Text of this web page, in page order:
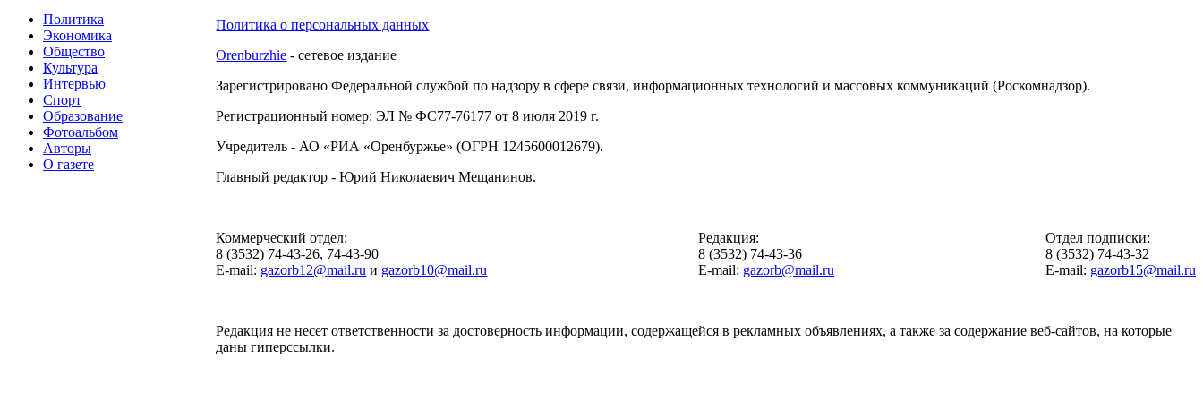
Политика
Экономика
Общество
Культура
Интервью
Спорт
Образование
Фотоальбом
Авторы
О газете
Политика о персональных данных
Orenburzhie - сетевое издание
Зарегистрировано Федеральной службой по надзору в сфере связи, информационных технологий и массовых коммуникаций (Роскомнадзор).
Регистрационный номер: ЭЛ № ФС77-76177 от 8 июля 2019 г.
Учредитель - АО «РИА «Оренбуржье» (ОГРН 1245600012679).
Главный редактор - Юрий Николаевич Мещанинов.
Коммерческий отдел:
8 (3532) 74-43-26, 74-43-90
E-mail: gazorb12@mail.ru и gazorb10@mail.ru
Редакция:
8 (3532) 74-43-36
E-mail: gazorb@mail.ru
Отдел подписки:
8 (3532) 74-43-32
E-mail: gazorb15@mail.ru
Редакция не несет ответственности за достоверность информации, содержащейся в рекламных объявлениях, а также за содержание веб-сайтов, на которые
даны гиперссылки.